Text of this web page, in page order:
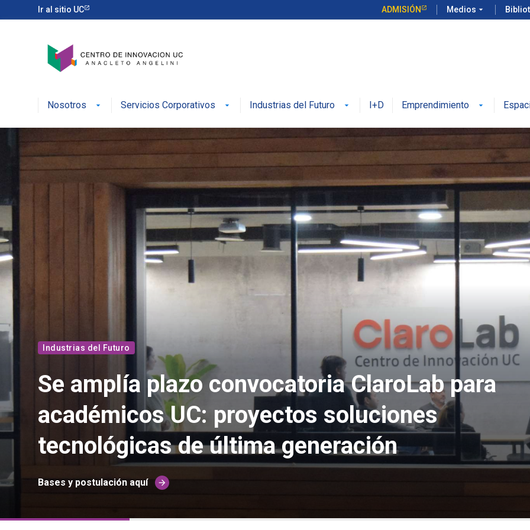
Ir al sitio UC ADMISIÓN Medios arrow_drop_down
Nosotros Servicios Corporativos Industrias del Futuro I+D Emprendimiento
Industrias del Futuro
Se amplía plazo convocatoria ClaroLab para
académicos UC: proyectos soluciones
tecnológicas de última generación
Bases y postulación aquí arrow_forward